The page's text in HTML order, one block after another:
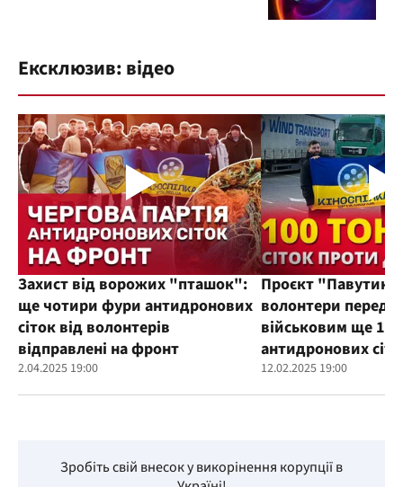
Ексклюзив: відео
Захист від ворожих "пташок":
ще чотири фури антидронових
сіток від волонтерів
відправлені на фронт
2.04.2025 19:00
Проєкт
волонтери
військовим ще
антидронових
12.02.2025 19:00
Зробіть свій внесок у викорінення корупції в